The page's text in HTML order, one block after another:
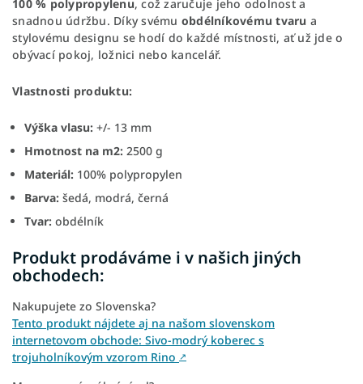
100 % polypropylenu, což zaručuje jeho odolnost a
snadnou údržbu. Díky svému obdélníkovému tvaru a
stylovému designu se hodí do každé místnosti, ať už jde o
obývací pokoj, ložnici nebo kancelář.
Vlastnosti produktu:
Výška vlasu: +/- 13 mm
Hmotnost na m2: 2500 g
Materiál: 100% polypropylen
Barva: šedá, modrá, černá
Tvar: obdélník
Produkt prodáváme i v našich jiných
obchodech:
Nakupujete zo Slovenska?
Tento produkt nájdete aj na našom slovenskom
internetovom obchode: Sivo-modrý koberec s
trojuholníkovým vzorom Rino ↗